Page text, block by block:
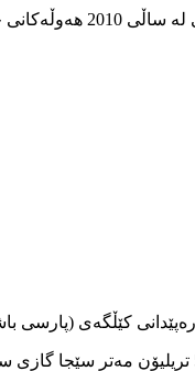
حكومه‌تی‌ هه‌رێمی‌